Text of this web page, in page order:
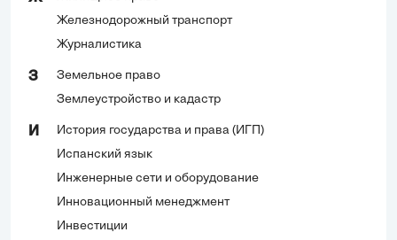
Железнодорожный транспорт
Журналистика
З
Земельное право
Землеустройство и кадастр
И
История государства и права (ИГП)
Испанский язык
Инженерные сети и оборудование
Инновационный менеджмент
Инвестиции